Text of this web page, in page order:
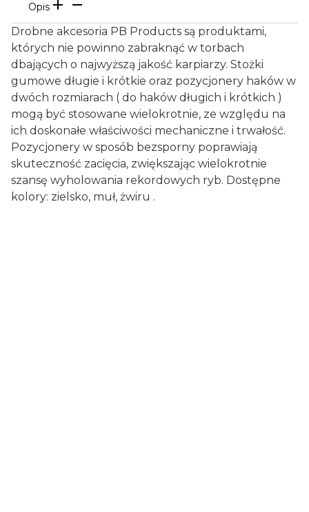
Opis
Drobne akcesoria PB Products są produktami,
których nie powinno zabraknąć w torbach
dbających o najwyższą jakość karpiarzy. Stożki
gumowe długie i krótkie oraz pozycjonery haków w
dwóch rozmiarach ( do haków długich i krótkich )
mogą być stosowane wielokrotnie, ze względu na
ich doskonałe właściwości mechaniczne i trwałość.
Pozycjonery w sposób bezsporny poprawiają
skuteczność zacięcia, zwiększając wielokrotnie
szansę wyholowania rekordowych ryb. Dostępne
kolory: zielsko, muł, żwiru .